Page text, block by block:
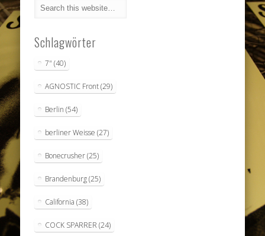
Schlagwörter
7" (40)
AGNOSTIC Front(29)
Berlin (54)
berliner Weisse (27)
Bonecrusher(25)
Brandenburg(25)
California (38)
COCK SPARRER (24)